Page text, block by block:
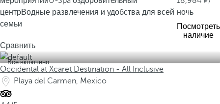
центрВодные развлечения и удобства для всей
семьи
ночь
Посмотреть
наличие
Сравнить
Все включено
Occidental at Xcaret Destination - All Inclusive
Playa del Carmen, Mexico
Т
у
л
м
и
К
о
б